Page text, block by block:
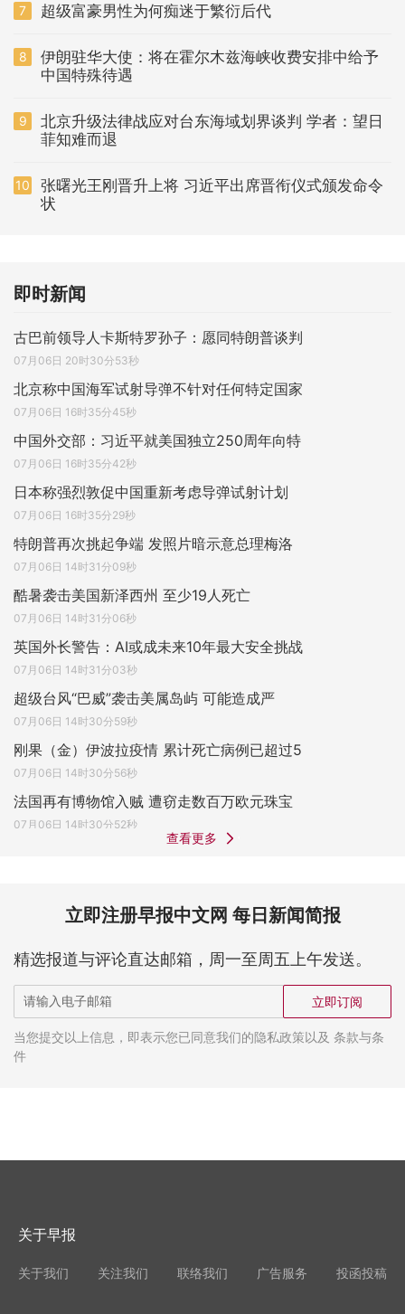
7 超级富豪男性为何痴迷于繁衍后代
8
伊朗驻华大使：将在霍尔木兹海峡收费安排中给予
中国特殊待遇
9
北京升级法律战应对台东海域划界谈判 学者：望日
菲知难而退
10
张曙光王刚晋升上将 习近平出席晋衔仪式颁发命令
状
即时新闻
古巴前领导人卡斯特罗孙子：愿同特朗普谈判
07月06日 20时30分53秒
北京称中国海军试射导弹不针对任何特定国家
07月06日 16时35分45秒
中国外交部：习近平就美国独立250周年向特
07月06日 16时35分42秒
日本称强烈敦促中国重新考虑导弹试射计划
07月06日 16时35分29秒
特朗普再次挑起争端 发照片暗示意总理梅洛
07月06日 14时31分09秒
酷暑袭击美国新泽西州 至少19人死亡
07月06日 14时31分06秒
英国外长警告：AI或成未来10年最大安全挑战
07月06日 14时31分03秒
超级台风“巴威”袭击美属岛屿 可能造成严
07月06日 14时30分59秒
刚果（金）伊波拉疫情 累计死亡病例已超过5
07月06日 14时30分56秒
法国再有博物馆入贼 遭窃走数百万欧元珠宝
07月06日 14时30分52秒
查看更多
立即注册早报中文网 每日新闻简报
精选报道与评论直达邮箱，周一至周五上午发送。
立即订阅
当您提交以上信息，即表示您已同意我们的隐私政策以及 条款与条
件
关于早报
关于我们 关注我们 联络我们 广告服务 投函投稿